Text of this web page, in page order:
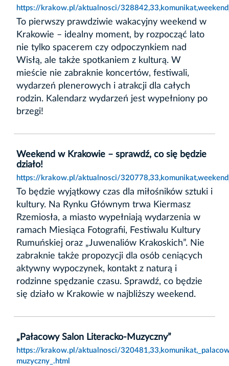
https://krakow.pl/aktualnosci/
To pierwszy prawdziwie wakacyjny weekend w
Krakowie – idealny moment, by rozpocząć lato
nie tylko spacerem czy odpoczynkiem nad
Wisłą, ale także spotkaniem z kulturą. W
mieście nie zabraknie koncertów, festiwali,
wydarzeń plenerowych i atrakcji dla całych
rodzin. Kalendarz wydarzeń jest wypełniony po
brzegi!
Weekend w Krakowie – sprawdź, co się będzie
działo!
https://krakow.pl/aktualnosci/
To będzie wyjątkowy czas dla miłośników sztuki i
kultury. Na Rynku Głównym trwa Kiermasz
Rzemiosła, a miasto wypełniają wydarzenia w
ramach Miesiąca Fotografii, Festiwalu Kultury
Rumuńskiej oraz „Juwenaliów Krakoskich”. Nie
zabraknie także propozycji dla osób ceniących
aktywny wypoczynek, kontakt z naturą i
rodzinne spędzanie czasu. Sprawdź, co będzie
się działo w Krakowie w najbliższy weekend.
„Pałacowy Salon Literacko-Muzyczny”
https://krakow.pl/aktualnosci/
muzyczny_.html